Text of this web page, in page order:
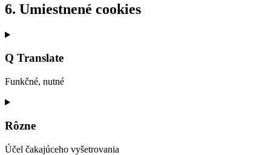
6. Umiestnené cookies
Q Translate
Funkčné, nutné
Rôzne
Účel čakajúceho vyšetrovania